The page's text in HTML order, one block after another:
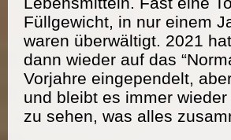
Füllgewicht, in nur einem
waren überwältigt. 2021
dann wieder auf das
Vorjahre eingependelt,
und bleibt es immer
zu sehen, was alles